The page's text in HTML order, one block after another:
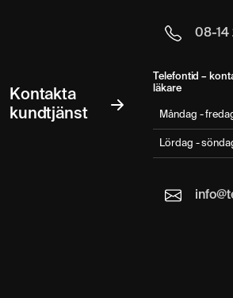
Kontakta
kundtjänst
08-14
Telefontid –
läkare
Måndag -
Lördag -